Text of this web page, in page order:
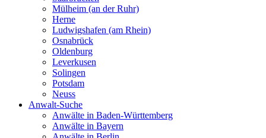
Mülheim (an der Ruhr)
Herne
Ludwigshafen (am Rhein)
Osnabrück
Oldenburg
Leverkusen
Solingen
Potsdam
Neuss
Anwalt-Suche
Anwälte in Baden-Württemberg
Anwälte in Bayern